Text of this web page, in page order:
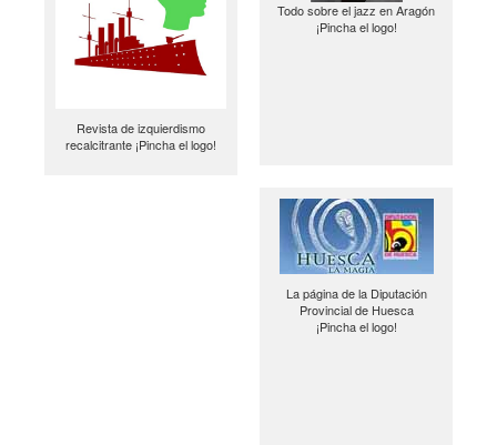
Revista de izquierdismo
recalcitrante ¡Pincha el logo!
Todo sobre el jazz en Aragón
¡Pincha el logo!
La página de la Diputación
Provincial de Huesca
¡Pincha el logo!